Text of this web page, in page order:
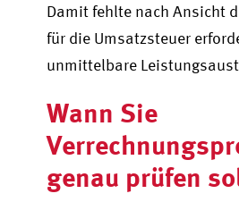
Damit fehlte nach Ansicht
für die Umsatzsteuer
unmittelbare
Wann Sie
genau prüfen